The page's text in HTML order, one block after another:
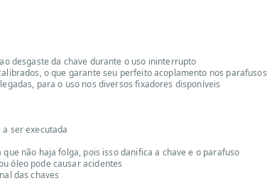
desgaste da chave durante o uso ininterrupto
o que garante seu perfeito acoplamento nos parafusos
para o uso nos diversos fixadores disponíveis
ser executada
não haja folga, pois isso danifica a chave e o parafuso
óleo pode causar acidentes
das chaves